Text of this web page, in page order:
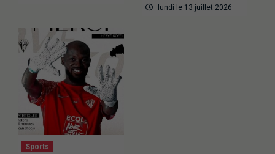
lundi le 13 juillet 2026
Sports